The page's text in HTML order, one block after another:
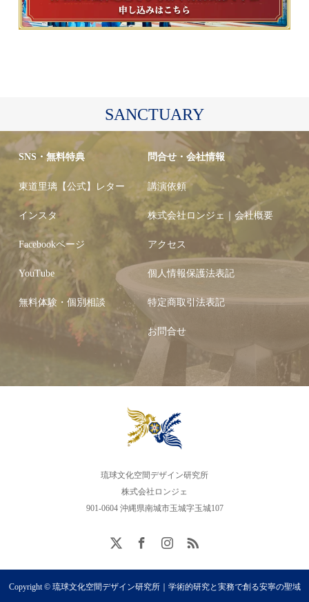
SANCTUARY
SNS・無料特典
東道里璃【公式】レター
インスタ
Facebookページ
YouTube
無料体験・個別相談
問合せ・会社情報
講演依頼
株式会社ロンジェ｜会社概要
アクセス
個人情報保護法表記
特定商取引法表記
お問合せ
琉球文化空間デザイン研究所
株式会社ロンジェ
901-0604 沖縄県南城市玉城字玉城107
Copyright © 琉球文化空間デザイン研究所｜学術的研究と実務で創る安寧の聖域